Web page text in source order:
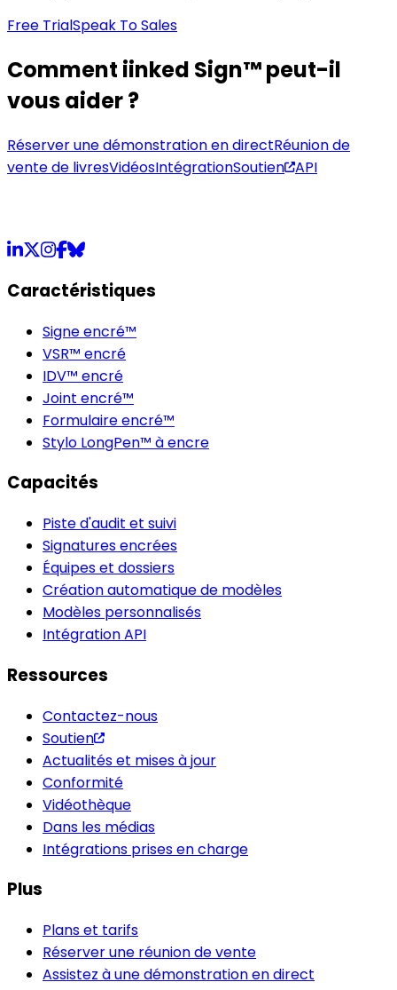
Free TrialSpeak To Sales
Comment iinked Sign™ peut-il
vous aider ?
Réserver une démonstration en directRéunion de
vente de livresVidéosIntégrationSoutien API
LinkedIn
X Instagram
Facebook
Bluesky
Caractéristiques
Signe encré™
VSR™ encré
IDV™ encré
Joint encré™
Formulaire encré™
Stylo LongPen™ à encre
Capacités
Piste d'audit et suivi
Signatures encrées
Équipes et dossiers
Création automatique de modèles
Modèles personnalisés
Intégration API
Ressources
Contactez-nous
Soutien
Actualités et mises à jour
Conformité
Vidéothèque
Dans les médias
Intégrations prises en charge
Plus
Plans et tarifs
Réserver une réunion de vente
Assistez à une démonstration en direct